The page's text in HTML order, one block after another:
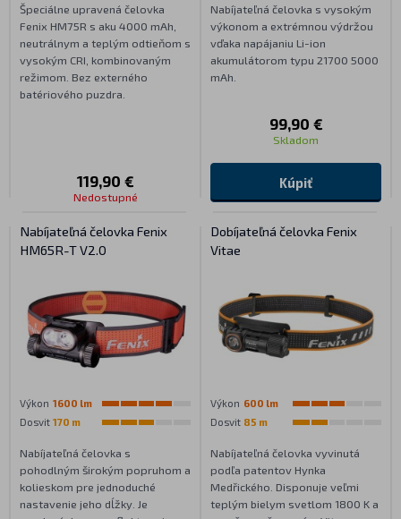
Špeciálne upravená čelovka
Fenix HM75R s aku 4000 mAh,
neutrálnym a teplým odtieňom s
vysokým CRI, kombinovaným
režimom. Bez externého
batériového puzdra.
119,90 €
Nedostupné
Nabíjateľná čelovka s vysokým
výkonom a extrémnou výdržou
vďaka napájaniu Li-ion
akumulátorom typu 21700 5000
mAh.
99,90 €
Skladom
Kúpiť
Nabíjateľná čelovka Fenix
HM65R-T V2.0
Výkon 1600 lm
Dosvit 170 m
Nabíjateľná čelovka s
pohodlným širokým popruhom a
kolieskom pre jednoduché
nastavenie jeho dĺžky. Je
Dobíjateľná čelovka Fenix
Vitae
Výkon 600 lm
Dosvit 85 m
Nabíjateľná čelovka vyvinutá
podľa patentov Hynka
Medřického. Disponuje veľmi
teplým bielym svetlom 1800 K a